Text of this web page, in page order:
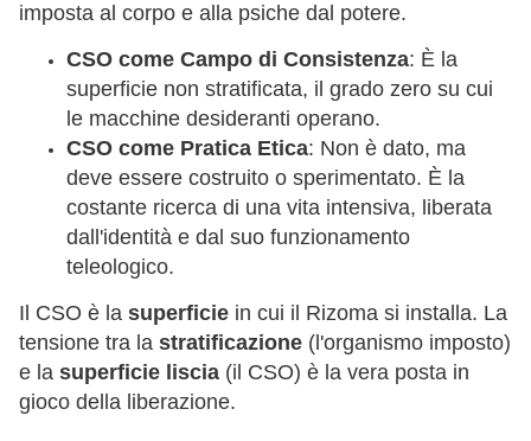
imposta al corpo e alla psiche dal potere.
CSO come Campo di Consistenza: È la
superficie non stratificata, il grado zero su cui
le macchine desideranti operano.
CSO come Pratica Etica: Non è dato, ma
deve essere costruito o sperimentato. È la
costante ricerca di una vita intensiva, liberata
dall'identità e dal suo funzionamento
teleologico.
Il CSO è la superficie in cui il Rizoma si installa. La
tensione tra la stratificazione (l'organismo imposto)
e la superficie liscia (il CSO) è la vera posta in
gioco della liberazione.